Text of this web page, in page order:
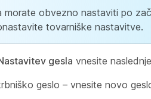
morate obvezno nastaviti po
tovarniške nastavitve.
gesla vnesite
geslo – vnesite novo